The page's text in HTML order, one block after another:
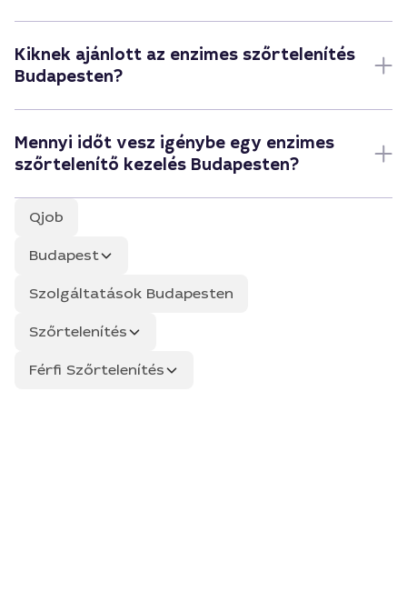
Kiknek ajánlott az enzimes szőrtelenítés
Budapesten?
Mennyi időt vesz igénybe egy enzimes
szőrtelenítő kezelés Budapesten?
Qjob
Budapest
Szolgáltatások Budapesten
Szőrtelenítés
Férfi Szőrtelenítés